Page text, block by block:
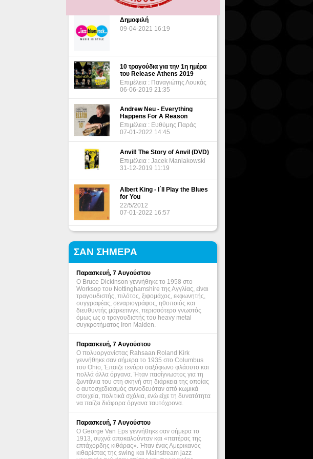
Δημοφιλή
09-04-2021 16:19
10 τραγούδια για την 1η ημέρα
του Release Athens 2019
Επιμέλεια : Παναγιώτης Λουκάς
06-06-2019 21:35
Andrew Neu - Everything
Happens For A Reason
Επιμέλεια : Ευθύμης Παράς
07-01-2022 14:45
Anvil! The Story of Anvil (DVD)
Επιμέλεια : Jacek Maniakowski
31-12-2019 11:19
Albert King - I΄ll Play the Blues
for You
22/5/2012
07-01-2022 16:57
ΣΑΝ ΣΗΜΕΡΑ
Παρασκευή, 7 Αυγούστου
Ο Bruce Dickinson γεννήθηκε το 1958 στο
Worksop του Nottinghamshire της Αγγλίας, είναι
τραγουδιστής, πιλότος, ξιφομάχος, εκφωνητής,
συγγραφέας, σεναριογράφος, ηθοποιός και
διευθυντής μάρκετινγκ, περισσότερο γνωστός
όμως ως ο τραγουδιστής του heavy metal
συγκροτήματος Iron Maiden.
Παρασκευή, 7 Αυγούστου
Ο πολυοργανίστας Rahsaan Roland Kirk
γεννήθηκε σαν σήμερα το 1935 στο Columbus
του Ohio, Έπαιζε τενόρο σαξόφωνο φλάουτο και
πολλά άλλα όργανα. Ήταν πασίγνωστος για τη
ζωντάνια του στη σκηνή στη διάρκεια της οποίας
ο αυτοσχεδιασμός συνοδευόταν από κωμικά
στοιχεία, πολιτικά σχόλια, ενώ είχε τη δυνατότητα
να παίζει διάφορα όργανα ταυτόχρονα.
Παρασκευή, 7 Αυγούστου
Ο George Van Eps γεννήθηκε σαν σήμερα το
1913, συχνά αποκαλούνταν και «πατέρας της
επτάχορδης κιθάρας». Ήταν ένας Αμερικανός
κιθαρίστας της swing και Mainstream jazz